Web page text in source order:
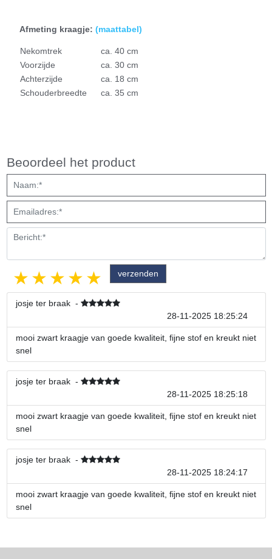
Afmeting kraagje: (maattabel)
Nekomtrek
ca. 40 cm
Voorzijde
ca. 30 cm
Achterzijde
ca. 18 cm
Schouderbreedte
ca. 35 cm
Beoordeel het product
5 stars
4 stars
3 stars
2 stars
1 star
josje ter braak -
28-11-2025 18:25:24
mooi zwart kraagje van goede kwaliteit, fijne stof en kreukt niet
snel
josje ter braak -
28-11-2025 18:25:18
mooi zwart kraagje van goede kwaliteit, fijne stof en kreukt niet
snel
josje ter braak -
28-11-2025 18:24:17
mooi zwart kraagje van goede kwaliteit, fijne stof en kreukt niet
snel